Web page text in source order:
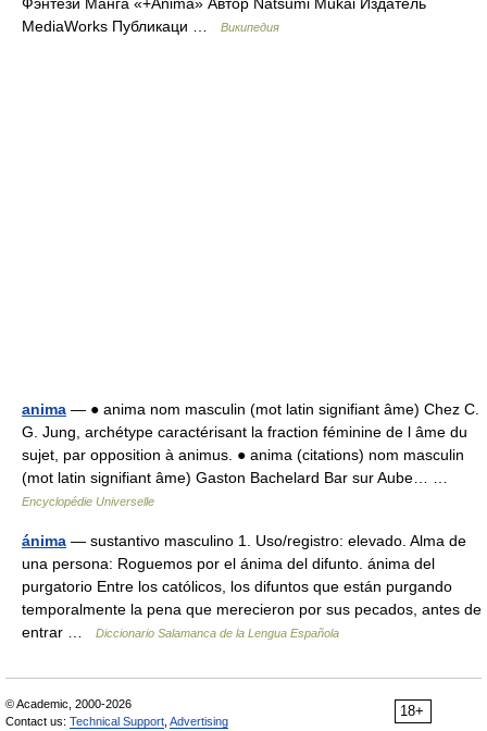
MediaWorks Публикаци …
Википедия
anima — ● anima nom masculin (mot latin signifiant âme) Chez C.
G. Jung, archétype caractérisant la fraction féminine de l âme du
sujet, par opposition à animus. ● anima (citations) nom masculin
(mot latin signifiant âme) Gaston Bachelard Bar sur Aube… …
Encyclopédie Universelle
ánima — sustantivo masculino 1. Uso/registro: elevado. Alma de
una persona: Roguemos por el ánima del difunto. ánima del
purgatorio Entre los católicos, los difuntos que están purgando
temporalmente la pena que merecieron por sus pecados, antes de
entrar …
Diccionario Salamanca de la Lengua Española
18+
© Academic, 2000-2026
Contact us: Technical Support Advertising